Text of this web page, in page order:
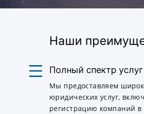
Наши
Полный спектр услуг
Мы предоставляем
юридических услуг,
регистрацию компаний